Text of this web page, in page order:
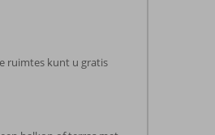
ruimtes kunt u gratis